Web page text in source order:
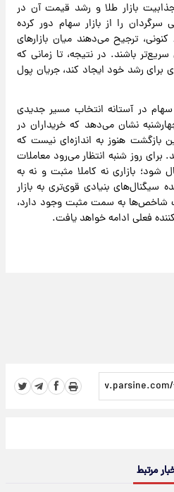
بازار طلا و رشد قیمت آن در
را از بازار سهام دور کرده
ترجیح می‌دهند میان بازارهای
باشند. در نتیجه، تا زمانی که
رشد خود ایجاد کند، جریان پول
در آستانه انتخاب مسیر جدیدی
نشان می‌دهد که خریداران در
بازگشت هنوز به اندازه‌ای نیست که
روز شنبه انتظار می‌رود معاملات
شود؛ بازاری نه کاملا مثبت و نه به
بنیادی قوی‌تری به بازار
شاخص‌ها به سمت مثبت وجود دارد،
فعلی ادامه خواهد یافت.
مرتبط